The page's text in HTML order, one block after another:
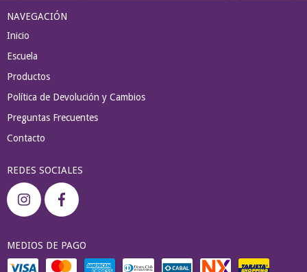
NAVEGACIÓN
Inicio
Escuela
Productos
Política de Devolución y Cambios
Preguntas Frecuentes
Contacto
REDES SOCIALES
MEDIOS DE PAGO